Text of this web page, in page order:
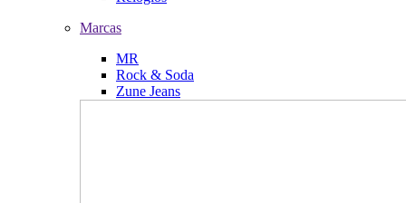
Marcas
MR
Rock & Soda
Zune Jeans